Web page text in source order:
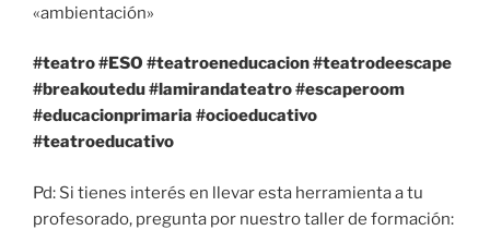
«ambientación»
#teatro#ESO #teatroeneducacion#teatrodeescape
#breakoutedu#lamirandateatro#escaperoom
#educacionprimaria #ocioeducativo
#teatroeducativo
Pd: Si tienes interés en llevar esta herramienta a tu
profesorado, pregunta por nuestro taller de formación: